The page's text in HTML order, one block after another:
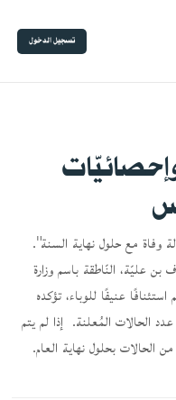
تسجيل الدخول
وإحصائيّات
تسجيل ما يصل إلى 7200 حالة وفاة مع حلول نهاية السنة".
عليّة، النّاطقة باسم وزارة
هذا الرّقم استئنافًا عنيفًا للوباء، تؤكده
الحالات المُعلنة. إذا لم يتم
الحالات بحلول نهاية العام.